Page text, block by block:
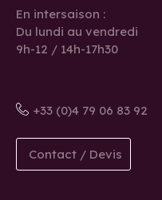
En intersaison :
Du lundi au vendredi
9h-12 / 14h-17h30
+33 (0)4 79 06 83 92
Contact / Devis